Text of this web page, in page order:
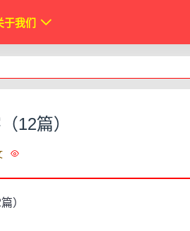
于我们
12篇）